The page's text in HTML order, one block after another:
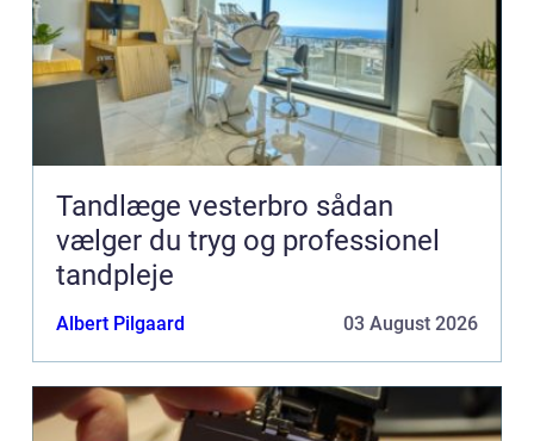
Tandlæge vesterbro sådan
vælger du tryg og professionel
tandpleje
Albert Pilgaard 03 August 2026